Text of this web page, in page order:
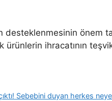
önem
ihracatının
Sebebini duyan herkes neye